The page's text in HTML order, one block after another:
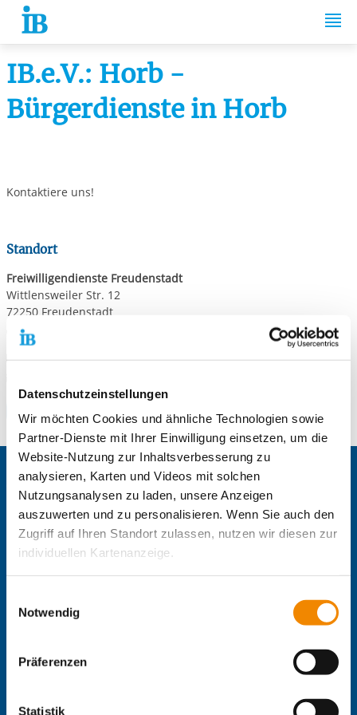
Datenschutzeinstellungen
Wir möchten Cookies und ähnliche Technologien sowie
Partner-Dienste mit Ihrer Einwilligung einsetzen, um die
Website-Nutzung zur Inhaltsverbesserung zu
analysieren, Karten und Videos mit solchen
Nutzungsanalysen zu laden, unsere Anzeigen
auszuwerten und zu personalisieren. Wenn Sie auch den
Zugriff auf Ihren Standort zulassen, nutzen wir diesen zur
individuellen Kartenanzeige.
unsere Partner Daten wie Ihre IP-Adresse und
verarbeiten diese zusammen mit Daten von anderen
Websites. Die Partner erkennen mitunter auch, wenn Sie
zum Website-Besuch verschiedene Geräte verwenden,
kann die Datenübertragung in Drittländer (insb. die USA)
Notwendig
Präferenzen
Statistik
Springe zum Inhalt
IB.e.V.: Horb -
Bürgerdienste in Horb
Kontaktiere uns!
Standort
Freiwilligendienste Freudenstadt
Wittlensweiler Str. 12
72250 Freudenstadt
Telefonnummer
07441 84925
Zum Standort
Zentrale IB-Websites:
Der Internationaler Bund e.V.
Die Internationale Arbeit des IB
IB Personalentwicklung
IB Schulen
IB Tageseinrichtungen für Kinder
IB-Online-Akademie